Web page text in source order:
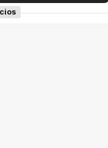
Tráiler en español de 'La isla olvidada'